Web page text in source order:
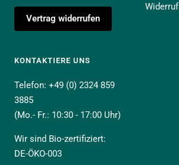
Vertrag widerrufen
KONTAKTIERE UNS
Telefon: +49 (0) 2324 859
3885
(Mo.- Fr.: 10:30 - 17:00 Uhr)
Wir sind Bio-zertifiziert:
DE-ÖKO-003